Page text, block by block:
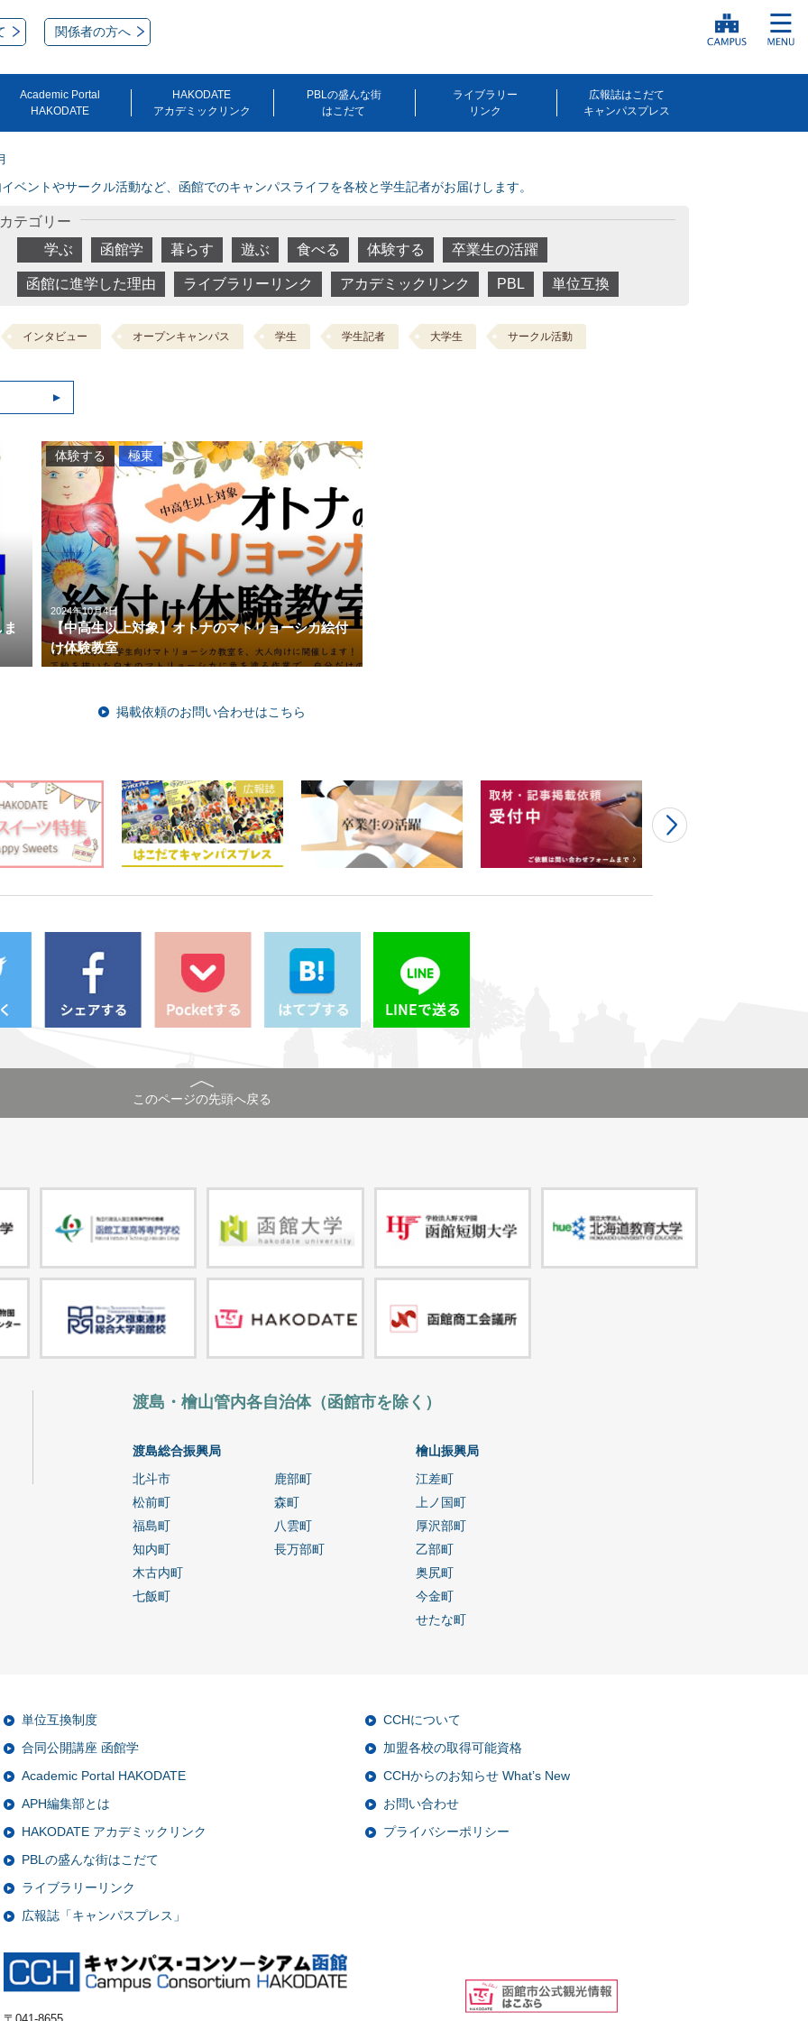
関係者の方へ
Academic Portal
HAKODATE
HAKODATE
アカデミックリンク
PBLの盛んな街
はこだて
ライブラリー
リンク
広報誌はこだて
キャンパスプレス
ベントやサークル活動など、函館でのキャンパスライフを各校と学生記者がお届けします。
カテゴリー
学ぶ
函館学 暮らす 遊ぶ 食べる 体験する 卒業生の活躍
函館に進学した理由 ライブラリーリンク アカデミックリンク PBL 単位互換
インタビュー オープンキャンパス 学生 学生記者 大学生 サークル活動
2024年10月4日
【中高生以上対象】オトナのマトリョーシカ絵付
け体験教室
体験する 極東
掲載依頼のお問い合わせはこちら
このページの先頭へ戻る
渡島・檜山管内各自治体（函館市を除く）
渡島総合振興局
北斗市
松前町
福島町
知内町
木古内町
七飯町
鹿部町
森町
八雲町
長万部町
檜山振興局
江差町
上ノ国町
厚沢部町
乙部町
奥尻町
今金町
せたな町
単位互換制度
合同公開講座 函館学
Academic Portal HAKODATE
APH編集部とは
HAKODATE アカデミックリンク
PBLの盛んな街はこだて
ライブラリーリンク
広報誌「キャンパスプレス」
CCHについて
加盟各校の取得可能資格
CCHからのお知らせ What’s New
お問い合わせ
プライバシーポリシー